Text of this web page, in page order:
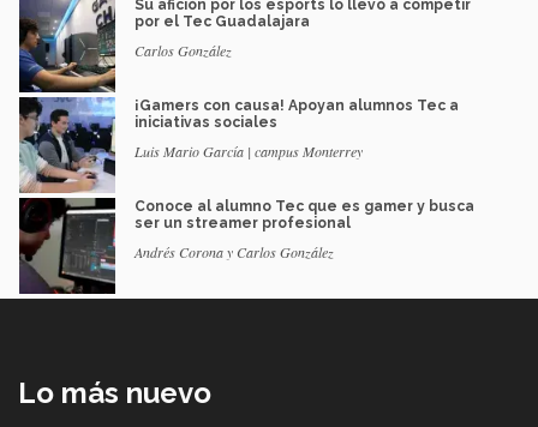
Su afición por los esports lo llevó a competir
por el Tec Guadalajara
Carlos González
¡Gamers con causa! Apoyan alumnos Tec a
iniciativas sociales
Luis Mario García | campus Monterrey
Conoce al alumno Tec que es gamer y busca
ser un streamer profesional
Andrés Corona y Carlos González
Lo más nuevo